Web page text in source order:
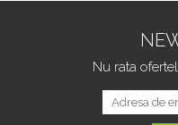
Nu rata